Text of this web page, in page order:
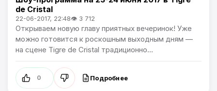
de Cristal
22-06-2017, 22:48👁 3 712
Открываем новую главу приятных вечеринок! Уже
можно готовится к роскошным выходным дням —
на сцене Tigre de Cristal традиционно...
0 Подробнее